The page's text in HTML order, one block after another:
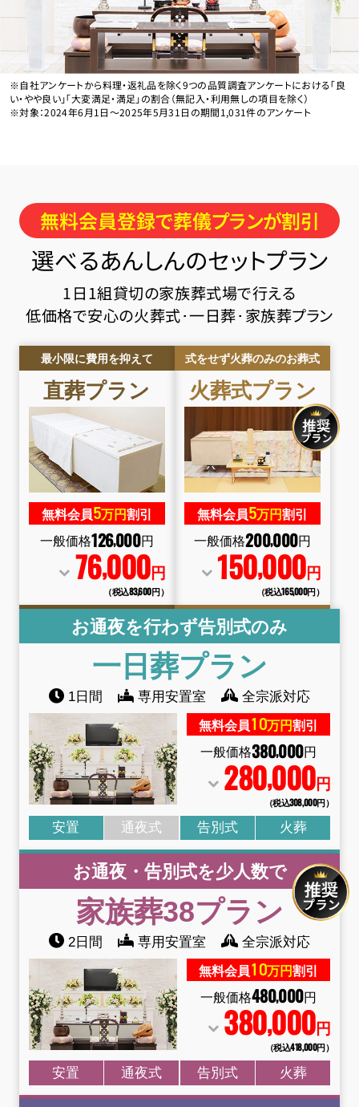
※自社アンケートから料理・返礼品を除く9つの品質調査アンケートにおける「良
い・やや良い」「大変満足・満足」の割合（無記入・利用無しの項目を除く）
※対象：2024年6月1日〜2025年5月31日の期間1,031件のアンケート
無料会員登録で葬儀プランが割引
選べるあんしんのセットプラン
1日1組貸切の家族葬式場で行える
低価格で安心の火葬式･一日葬･家族葬プラン
最小限に費用を抑えて
直葬プラン
無料会員5万円割引
一般価格126,000円
76,000円
（税込83,600円）
式をせず火葬のみのお葬式
火葬式プラン
無料会員5万円割引
一般価格200,000円
150,000円
（税込165,000円）
お通夜を行わず告別式のみ
一日葬プラン
1日間 専用安置室 全宗派対応
無料会員10万円割引
一般価格380,000円
280,000円
（税込308,000円）
安置 通夜式 告別式 火葬
お通夜・告別式を少人数で
家族葬38プラン
2日間 専用安置室 全宗派対応
無料会員10万円割引
一般価格480,000円
380,000円
（税込418,000円）
安置 通夜式 告別式 火葬